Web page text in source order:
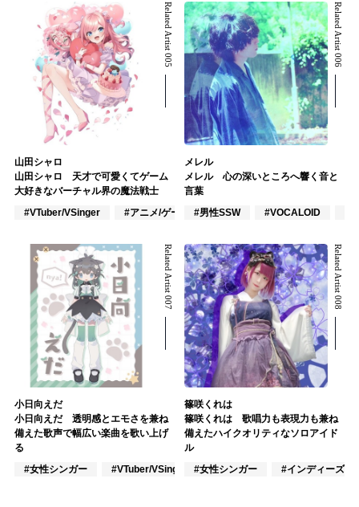
Related Artist 005
山田シャロ
山田シャロ 天才で可愛くてゲーム
大好きなバーチャル界の魔法戦士
#VTuber/VSinger
#アニメ/ゲーム #J-POP
Related Artist 006
メレル
メレル 心の深いところへ響く音と
言葉
#男性SSW
#VOCALOID
Related Artist 007
小日向えだ
小日向えだ 透明感とエモさを兼ね
備えた歌声で幅広い楽曲を歌い上げ
る
#女性シンガー
#VTuber/VSinger #VOCALOID
Related Artist 008
篠咲くれは
篠咲くれは 歌唱力も表現力も兼ね
備えたハイクオリティなソロアイド
ル
#女性シンガー
#インディーズ